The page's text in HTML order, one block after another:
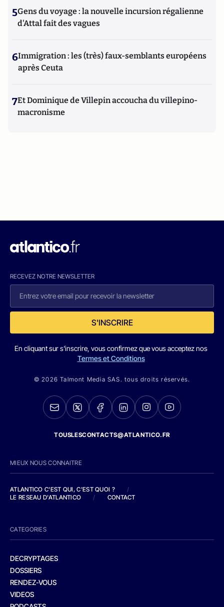
5Gens du voyage : la nouvelle incursion régalienne
d'Attal fait des vagues
6Immigration : les (très) faux-semblants européens
après Ceuta
7Et Dominique de Villepin accoucha du villepino-
macronisme
RECEVEZ NOTRE NEWSLETTER
S'INSCRIRE
En cliquant sur s'inscrire, vous confirmez que vous acceptez nos
Termes et Conditions
© 2026 Talmont Media SAS. tous droits réservés.
TOUSLESCONTACTS@ATLANTICO.FR
MIEUX NOUS CONNAITRE
ATLANTICO C'EST QUI, C'EST QUOI ?
/
LE RESEAU D'ATLANTICO
/ CONTACT
CATEGORIES
DECRYPTAGES
DOSSIERS
RENDEZ-VOUS
VIDEOS